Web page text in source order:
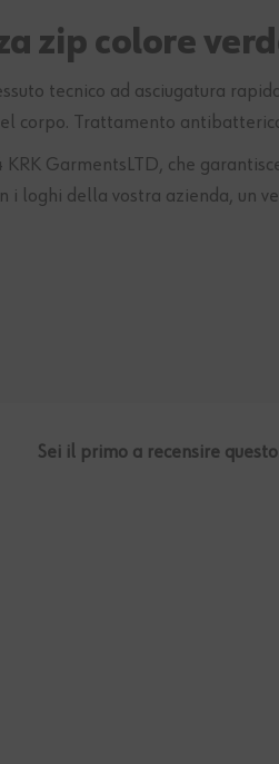
zip colore
tecnico ad asciugatura
corpo. Trattamento
GarmentsLTD, che
loghi della vostra azienda, un
Sei il primo a recensire